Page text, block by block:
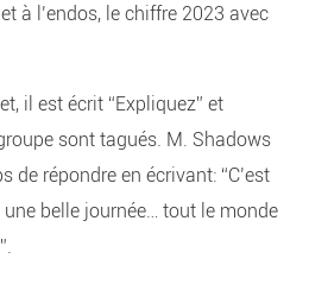
à l’endos, le chiffre 2023 avec
il est écrit “Expliquez” et
sont tagués. M. Shadows
de répondre en écrivant: “C’est
une belle journée… tout le monde